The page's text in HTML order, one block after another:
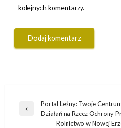
kolejnych komentarzy.
Nawigacja
wpisu
Poprzedni
Portal Leśny: Twoje
Działań na Rzecz Ochrony
Rolnictwo w Nowej